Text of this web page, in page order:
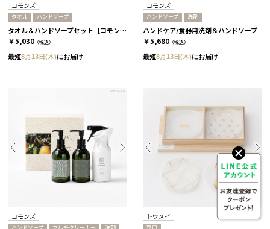
コモンズ
タオル ハンドソープ
タオル＆ハンドソープセット［コモンズ］
￥5,030 （税込）
最短8月13日(木)にお届け
コモンズ
ハンドソープ 洗剤
ハンドケア/食器用洗剤＆ハンドソープ
￥5,680 （税込）
最短8月13日(木)にお届け
コモンズ トウメイ